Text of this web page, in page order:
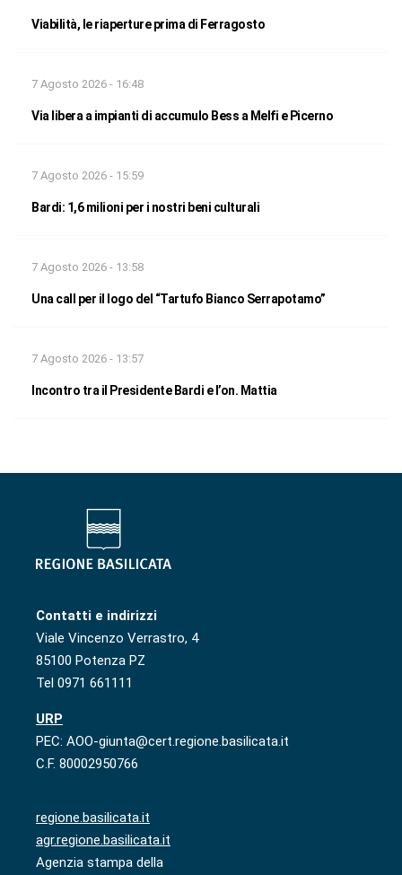
Viabilità, le riaperture prima di Ferragosto
7 Agosto 2026 - 16:48
Via libera a impianti di accumulo Bess a Melfi e Picerno
7 Agosto 2026 - 15:59
Bardi: 1,6 milioni per i nostri beni culturali
7 Agosto 2026 - 13:58
Una call per il logo del “Tartufo Bianco Serrapotamo”
7 Agosto 2026 - 13:57
Incontro tra il Presidente Bardi e l’on. Mattia
Contatti e indirizzi
Viale Vincenzo Verrastro, 4
85100 Potenza PZ
Tel 0971 661111
URP
PEC: AOO-giunta@cert.regione.basilicata.it
C.F. 80002950766
regione.basilicata.it
agr.regione.basilicata.it
Agenzia stampa della